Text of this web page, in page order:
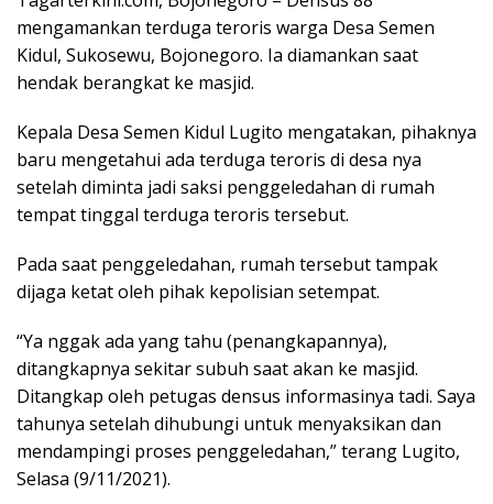
mengamankan terduga teroris warga Desa Semen
Kidul, Sukosewu, Bojonegoro. Ia diamankan saat
hendak berangkat ke masjid.
Kepala Desa Semen Kidul Lugito mengatakan, pihaknya
baru mengetahui ada terduga teroris di desa nya
setelah diminta jadi saksi penggeledahan di rumah
tempat tinggal terduga teroris tersebut.
Pada saat penggeledahan, rumah tersebut tampak
dijaga ketat oleh pihak kepolisian setempat.
“Ya nggak ada yang tahu (penangkapannya),
ditangkapnya sekitar subuh saat akan ke masjid.
Ditangkap oleh petugas densus informasinya tadi. Saya
tahunya setelah dihubungi untuk menyaksikan dan
mendampingi proses penggeledahan,” terang Lugito,
Selasa (9/11/2021).